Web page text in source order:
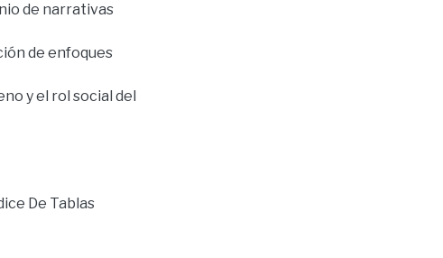
de narrativas
de enfoques
y el rol social del
De Tablas